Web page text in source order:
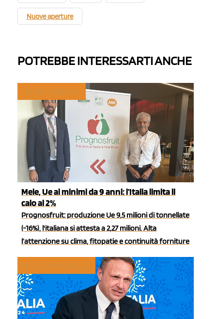
Nuove aperture
POTREBBE INTERESSARTI ANCHE
Mele, Ue ai minimi da 9 anni: l’Italia limita il
calo al 2%
Prognosfruit: produzione Ue 9,5 milioni di tonnellate
(-16%), l'italiana si attesta a 2,27 milioni. Alta
l’attenzione su clima, fitopatie e continuità forniture